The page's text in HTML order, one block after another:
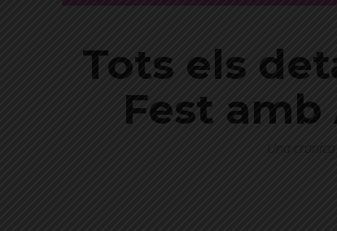
Tots els
Fest amb
Una